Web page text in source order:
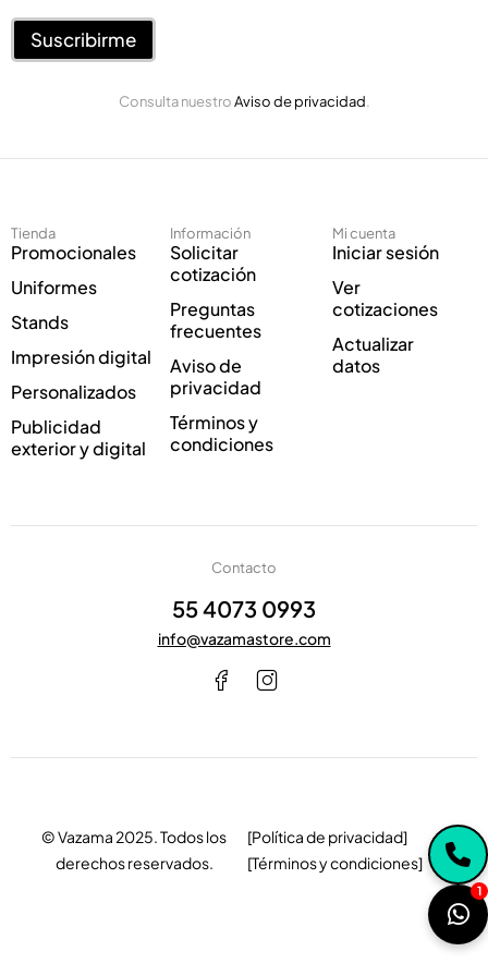
e
E
t
n
i
o
C
r
r
o
r
o
c
n
i
c
o
*
Suscribirme
Consulta nuestroAviso de privacidad.
Tienda
Promocionales
Uniformes
Stands
Impresión digital
Personalizados
Publicidad
exterior y digital
Información
Solicitar
cotización
Preguntas
frecuentes
Aviso de
privacidad
Términos y
condiciones
Mi cuenta
Iniciar sesión
Ver
cotizaciones
Actualizar
datos
Contacto
55 4073 0993
info@vazamastore.com
© Vazama 2025. Todos los
derechos reservados.
[Política de privacidad]
[Términos y condiciones]
1